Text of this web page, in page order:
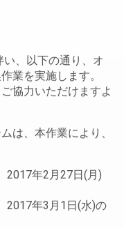
、以下の通り、オ
業を実施します。
協力いただけますよ
は、本作業により、
年2月27日(月)
2017年3月1日(水)の